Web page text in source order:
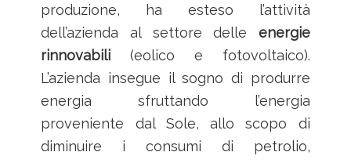
produzione, ha esteso l’attività
dell’azienda al settore delle energie
rinnovabili(eolico e fotovoltaico).
L’azienda insegue il sogno di produrre
energia sfruttando l’energia
proveniente dal Sole, allo scopo di
diminuire i consumi di petrolio,